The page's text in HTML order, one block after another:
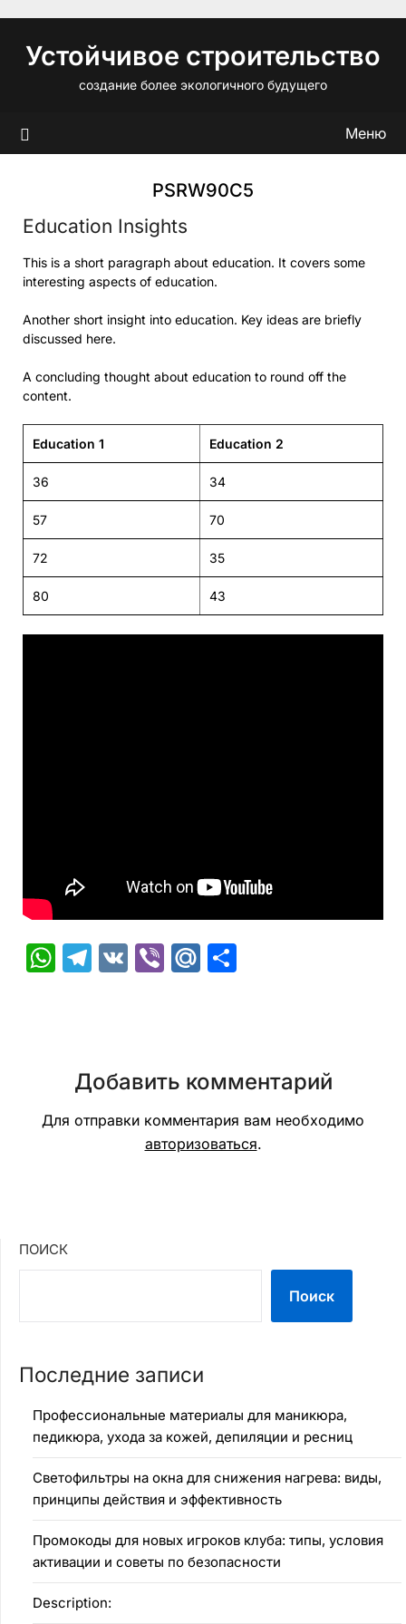
содержимому
Устойчивое строительство
создание более экологичного будущего
Меню
PSRW90C5
Education Insights
This is a short paragraph about education. It covers some
interesting aspects of education.
Another short insight into education. Key ideas are briefly
discussed here.
A concluding thought about education to round off the
content.
Education 1 Education 2
36 34
57 70
72 35
80 43
WhatsApp
Telegram
VK ViberMail.Ru
Добавить комментарий
Для отправки комментария вам необходимо
авторизоваться.
ПОИСК
Поиск
Последние записи
Профессиональные материалы для маникюра,
педикюра, ухода за кожей, депиляции и ресниц
Светофильтры на окна для снижения нагрева: виды,
принципы действия и эффективность
Промокоды для новых игроков клуба: типы, условия
активации и советы по безопасности
Description: